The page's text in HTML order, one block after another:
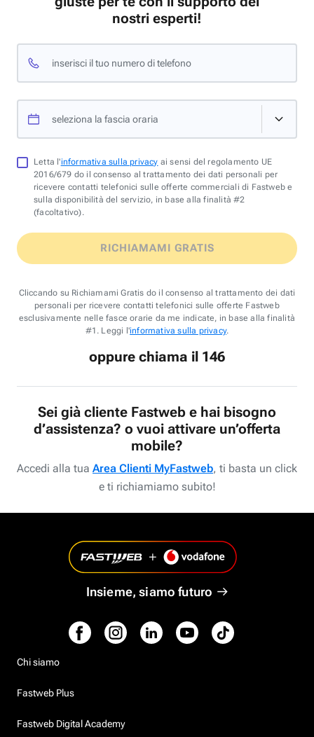
nostri esperti!
inserisci il tuo numero di telefono
seleziona la fascia oraria
Letta l'informativa sulla privacy ai sensi del regolamento UE
2016/679 do il consenso al trattamento dei dati personali per
ricevere contatti telefonici sulle offerte commerciali di Fastweb e
sulla disponibilità del servizio, in base alla finalità #2
(facoltativo).
RICHIAMAMI GRATIS
Cliccando su Richiamami Gratis do il consenso al trattamento dei dati
personali per ricevere contatti telefonici sulle offerte Fastweb
esclusivamente nelle fasce orarie da me indicate, in base alla finalità
#1. Leggi l'informativa sulla privacy.
oppure chiama il 146
Sei già cliente Fastweb e hai bisogno
d’assistenza? o vuoi attivare un’offerta
mobile?
Accedi alla tua Area Clienti MyFastweb, ti basta un click
e ti richiamiamo subito!
Insieme, siamo futuro
Chi siamo
Fastweb Plus
Fastweb Digital Academy